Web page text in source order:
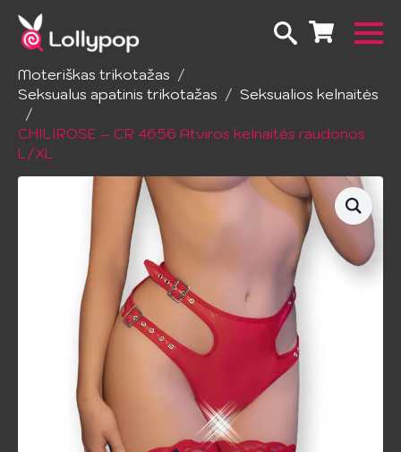
Pradžia
Apatinis trikotažas
Moteriškas trikotažas
Seksualus apatinis trikotažas
Seksualios kelnaitės
CHILIROSE – CR 4656 Atviros kelnaitės raudonos
L/XL